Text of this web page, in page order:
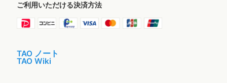
ご利用いただける決済方法
TAO ノート
TAO Wiki